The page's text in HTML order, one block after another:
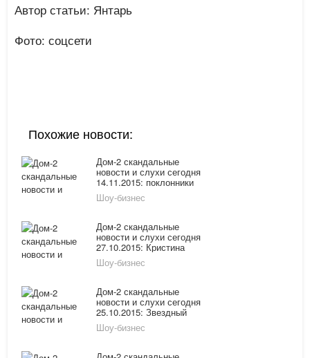
Автор статьи: Янтарь
Фото: соцсети
Похожие новости:
Дом-2 скандальные
новости и слухи сегодня
14.11.2015: поклонники
Ксении Бородиной
раскритиковали ее
предложила сделать
выводы
Шоу-бизнес
Дом-2 скандальные
новости и слухи сегодня
27.10.2015: Кристина
Дерябина рассказала о
семейном богатстве, дочь
модном показе
Шоу-бизнес
Дом-2 скандальные
новости и слухи сегодня
25.10.2015: Звездный
Инстаграм Ксении
Бородиной, Ольгу
больницу
Шоу-бизнес